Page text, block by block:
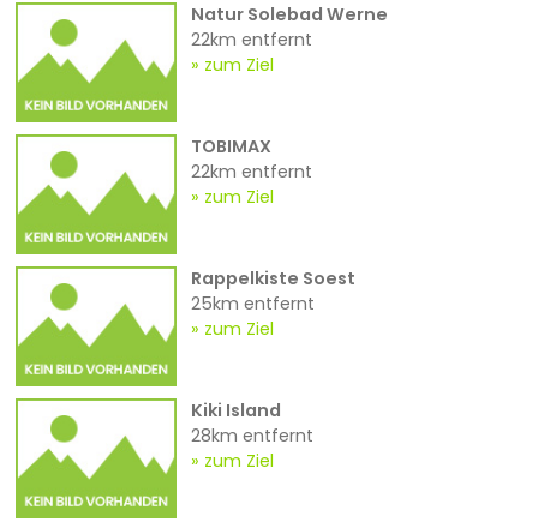
Natur Solebad Werne
22km entfernt
zum Ziel
TOBIMAX
22km entfernt
zum Ziel
Rappelkiste Soest
25km entfernt
zum Ziel
Kiki Island
28km entfernt
zum Ziel